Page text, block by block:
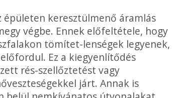
épületen ke­resztülmenő áramlás
végbe. Ennek előfeltétele, hogy
tömítet-lenségek legyenek,
Ez a kiegyenlítődés
rés-szellőztetést vagy
járt. Annak is